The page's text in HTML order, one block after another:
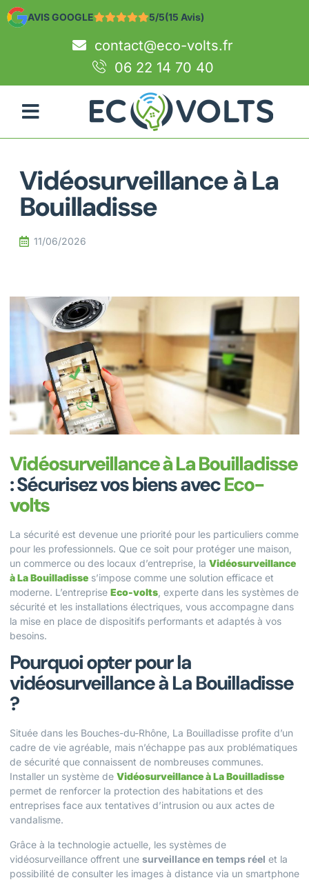
AVIS GOOGLE 5/5(15 Avis)
contact@eco-volts.fr
06 22 14 70 40
Vidéosurveillance à La
Bouilladisse
11/06/2026
Vidéosurveillance à La Bouilladisse
: Sécurisez vos biens avecEco-
volts
La sécurité est devenue une priorité pour les particuliers comme
pour les professionnels. Que ce soit pour protéger une maison,
un commerce ou des locaux d’entreprise, la Vidéosurveillance
à La Bouilladisse s’impose comme une solution efficace et
moderne. L’entreprise Eco-volts , experte dans les systèmes de
sécurité et les installations électriques, vous accompagne dans
la mise en place de dispositifs performants et adaptés à vos
besoins.
Pourquoi opter pour la
vidéosurveillance à La Bouilladisse
?
Située dans les Bouches-du-Rhône, La Bouilladisse profite d’un
cadre de vie agréable, mais n’échappe pas aux problématiques
de sécurité que connaissent de nombreuses communes.
Installer un système de Vidéosurveillance à La Bouilladisse
permet de renforcer la protection des habitations et des
entreprises face aux tentatives d’intrusion ou aux actes de
vandalisme.
Grâce à la technologie actuelle, les systèmes de
vidéosurveillance offrent une surveillance en temps réel et la
possibilité de consulter les images à distance via un smartphone